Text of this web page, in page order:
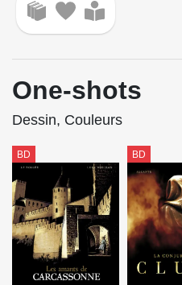
One-shots
Dessin, Couleurs
BD BD